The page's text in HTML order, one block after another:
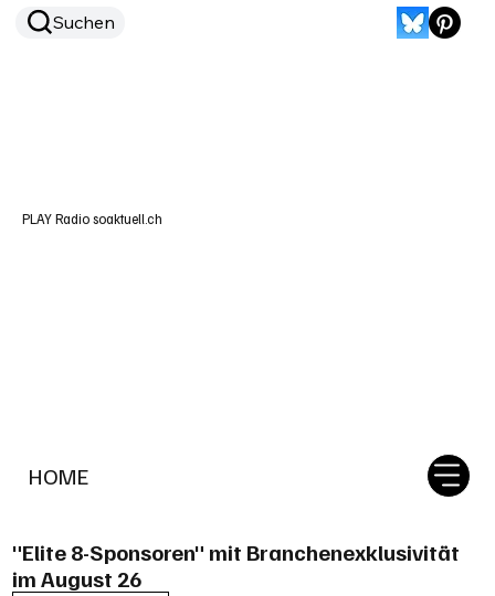
HOME
Suchen
PLAY Radio soaktuell.ch
"Elite 8-Sponsoren" mit Branchenexklusivität
im August 26